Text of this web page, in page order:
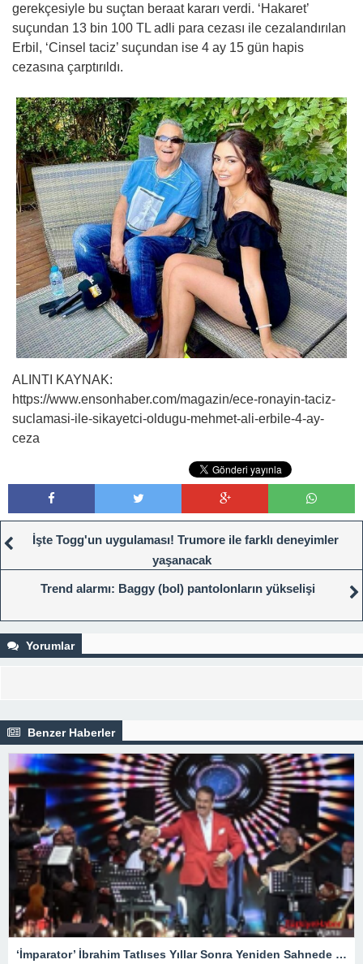
gerekçesiyle bu suçtan beraat kararı verdi. ‘Hakaret’
suçundan 13 bin 100 TL adli para cezası ile cezalandırılan
Erbil, ‘Cinsel taciz’ suçundan ise 4 ay 15 gün hapis
cezasına çarptırıldı.
ALINTI KAYNAK:
https://www.ensonhaber.com/magazin/ece-ronayin-taciz-
suclamasi-ile-sikayetci-oldugu-mehmet-ali-erbile-4-ay-
ceza
İşte Togg'un uygulaması! Trumore ile farklı deneyimler
yaşanacak
Trend alarmı: Baggy (bol) pantolonların yükselişi
Yorumlar
Benzer Haberler
‘İmparator’ İbrahim Tatlıses Yıllar Sonra Yeniden Sahnede – Magazin